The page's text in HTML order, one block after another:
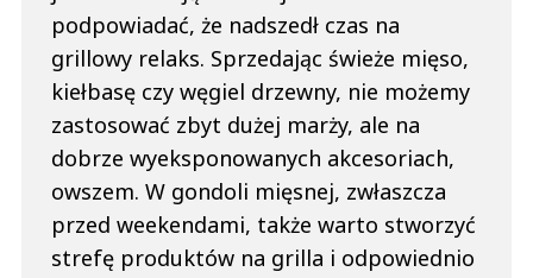
podpowiadać, że nadszedł czas na
grillowy relaks. Sprzedając świeże mięso,
kiełbasę czy węgiel drzewny, nie możemy
zastosować zbyt dużej marży, ale na
dobrze wyeksponowanych akcesoriach,
owszem. W gondoli mięsnej, zwłaszcza
przed weekendami, także warto stworzyć
strefę produktów na grilla i odpowiednio